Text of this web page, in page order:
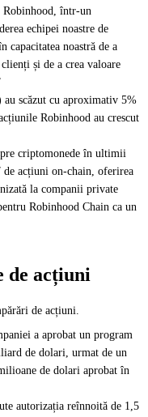
Robinhood, într-un
echipei noastre de
capacitatea noastră de a
și de a crea valoare
scăzut cu aproximativ 5%
Robinhood au crescut
criptomonede în ultimii
de acțiuni on-chain, oferirea
la companii private
Robinhood Chain ca un
de acțiuni
de acțiuni.
a aprobat un program
de dolari, urmat de un
de dolari aprobat în
autorizația reînnoită de 1,5